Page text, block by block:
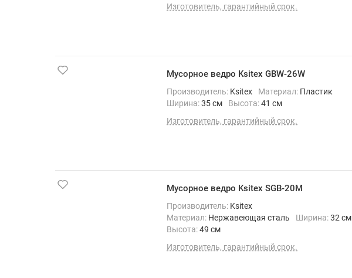
Изготовитель, гарантийный срок.
Мусорное ведро Ksitex GBW-26W
Производитель: Ksitex Материал: Пластик
Ширина:35 см Высота:41 см
Изготовитель, гарантийный срок.
Мусорное ведро Ksitex SGB-20M
Производитель: Ksitex
Материал: Нержавеющая сталь Ширина:32 см
Высота:49 см
Изготовитель, гарантийный срок.